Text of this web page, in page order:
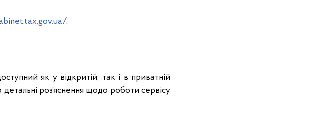
.
як у відкритій, так і в приватній
роз’яснення щодо роботи сервісу